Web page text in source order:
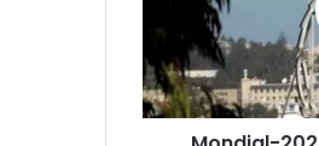
droits
des
matchs
des